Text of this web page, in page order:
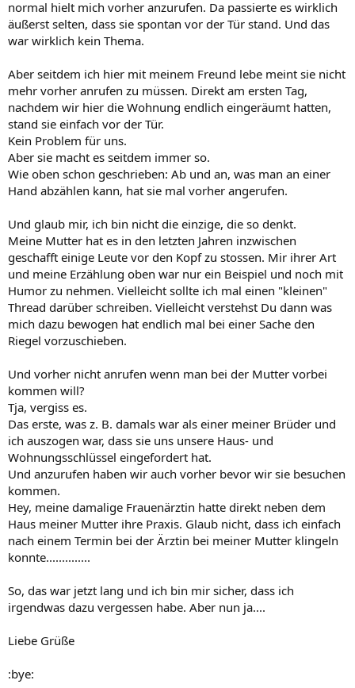
normal hielt mich vorher anzurufen. Da passierte es wirklich
äußerst selten, dass sie spontan vor der Tür stand. Und das
war wirklich kein Thema.
Aber seitdem ich hier mit meinem Freund lebe meint sie nicht
mehr vorher anrufen zu müssen. Direkt am ersten Tag,
nachdem wir hier die Wohnung endlich eingeräumt hatten,
stand sie einfach vor der Tür.
Kein Problem für uns.
Aber sie macht es seitdem immer so.
Wie oben schon geschrieben: Ab und an, was man an einer
Hand abzählen kann, hat sie mal vorher angerufen.
Und glaub mir, ich bin nicht die einzige, die so denkt.
Meine Mutter hat es in den letzten Jahren inzwischen
geschafft einige Leute vor den Kopf zu stossen. Mir ihrer Art
und meine Erzählung oben war nur ein Beispiel und noch mit
Humor zu nehmen. Vielleicht sollte ich mal einen "kleinen"
Thread darüber schreiben. Vielleicht verstehst Du dann was
mich dazu bewogen hat endlich mal bei einer Sache den
Riegel vorzuschieben.
Und vorher nicht anrufen wenn man bei der Mutter vorbei
kommen will?
Tja, vergiss es.
Das erste, was z. B. damals war als einer meiner Brüder und
ich auszogen war, dass sie uns unsere Haus- und
Wohnungsschlüssel eingefordert hat.
Und anzurufen haben wir auch vorher bevor wir sie besuchen
kommen.
Hey, meine damalige Frauenärztin hatte direkt neben dem
Haus meiner Mutter ihre Praxis. Glaub nicht, dass ich einfach
nach einem Termin bei der Ärztin bei meiner Mutter klingeln
konnte..............
So, das war jetzt lang und ich bin mir sicher, dass ich
irgendwas dazu vergessen habe. Aber nun ja....
Liebe Grüße
:bye: